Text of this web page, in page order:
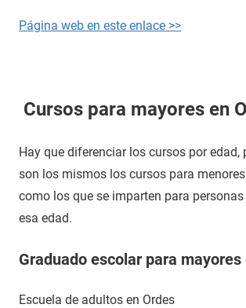
Página web en este enlace >>
Cursos para mayores en
Hay que diferenciar los cursos por edad,
son los mismos los cursos para
como los que se imparten para
esa edad.
Graduado escolar para mayores
Escuela de adultos en Ordes